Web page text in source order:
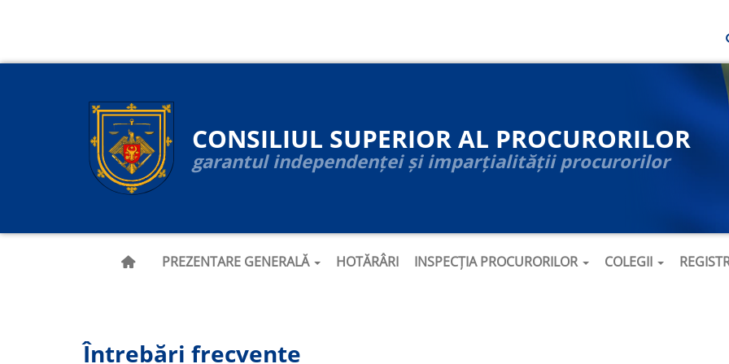
CONSILIUL SUPERIOR AL PROCURORILOR
garantul independenței și imparțialității procurorilor
principală
PREZENTARE GENERALĂ HOTĂRÂRI INSPECȚIA PROCURORILOR COLEGII
Întrebări frecvente